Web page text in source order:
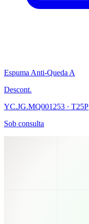
Espuma Anti-Queda A
Descont.
YC.JG.MQ001253 · T25P
Sob consulta